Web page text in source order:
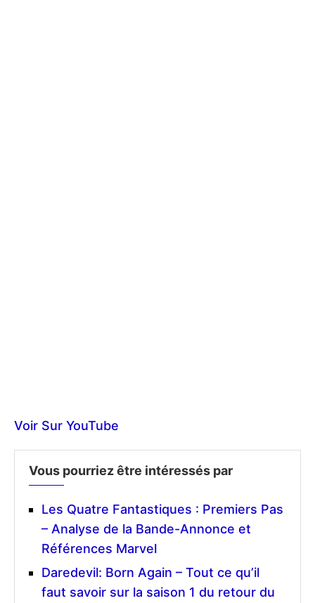
Voir Sur YouTube
Vous pourriez être intéressés par
Les Quatre Fantastiques : Premiers Pas
– Analyse de la Bande-Annonce et
Références Marvel
Daredevil: Born Again – Tout ce qu’il
faut savoir sur la saison 1 du retour du